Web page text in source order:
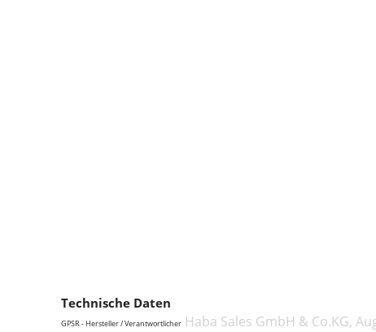
Technische Daten
GPSR - Hersteller / Verantwortlicher Haba Sales GmbH & Co.KG,